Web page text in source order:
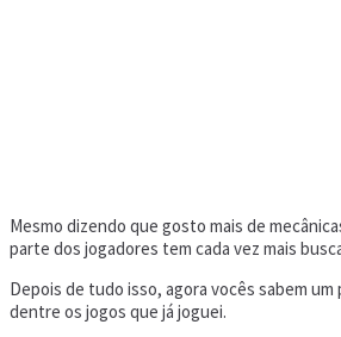
Mesmo dizendo que gosto mais de
parte dos jogadores tem cada vez mais
Depois de tudo isso, agora vocês sabem
dentre os jogos que já joguei.